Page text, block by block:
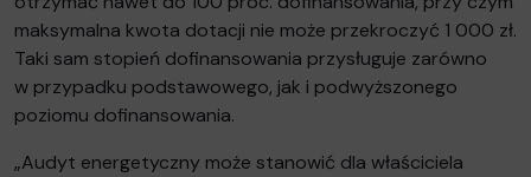
maksymalna kwota dotacji nie może przekroczyć 1 000 zł.
Taki sam stopień dofinansowania przysługuje zarówno
w przypadku podstawowego, jak i podwyższonego
poziomu dofinansowania.
„Audyt energetyczny może stanowić dla właściciela